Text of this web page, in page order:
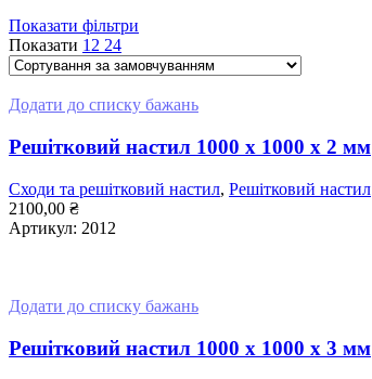
Показати фільтри
Показати 12 24
Додати до списку бажань
Решітковий настил 1000 x 1000 x 2 мм
Сходи та решітковий настил, Решітковий настил
2100,00 ₴
Артикул: 2012
Додати до списку бажань
Решітковий настил 1000 x 1000 x 3 мм